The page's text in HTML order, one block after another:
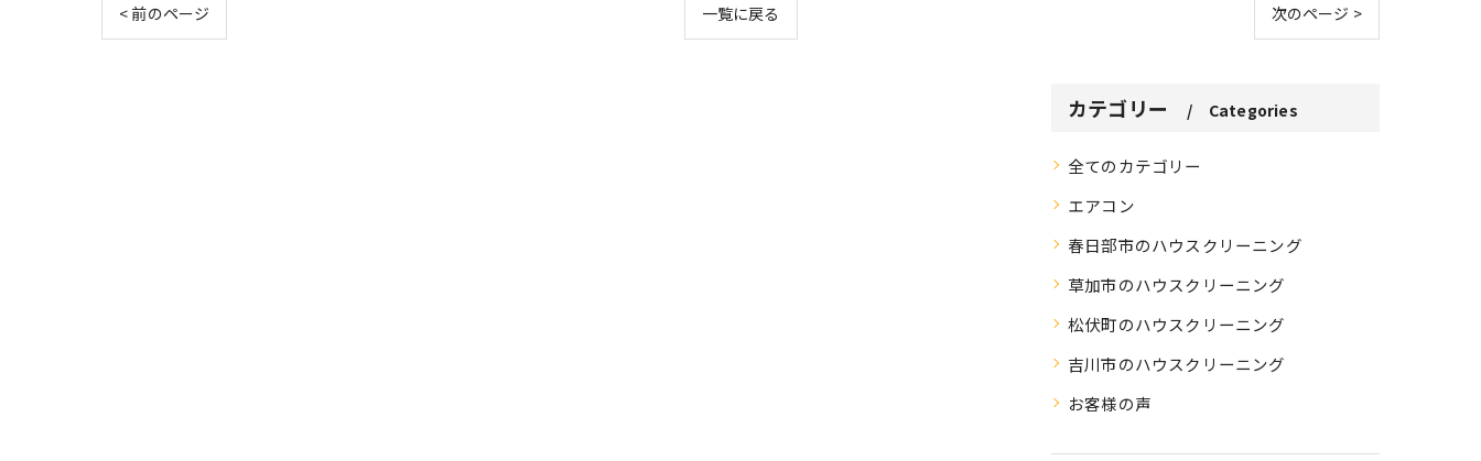
< 前のページ 一覧に戻る 次のページ >
カテゴリー Categories
全てのカテゴリー
エアコン
春日部市のハウスクリーニング
草加市のハウスクリーニング
松伏町のハウスクリーニング
吉川市のハウスクリーニング
お客様の声